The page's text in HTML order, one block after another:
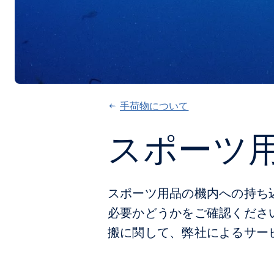
手荷物について
スポーツ
スポーツ用品の機内への持
必要かどうかをご確認くだ
搬に関して、弊社によるサ